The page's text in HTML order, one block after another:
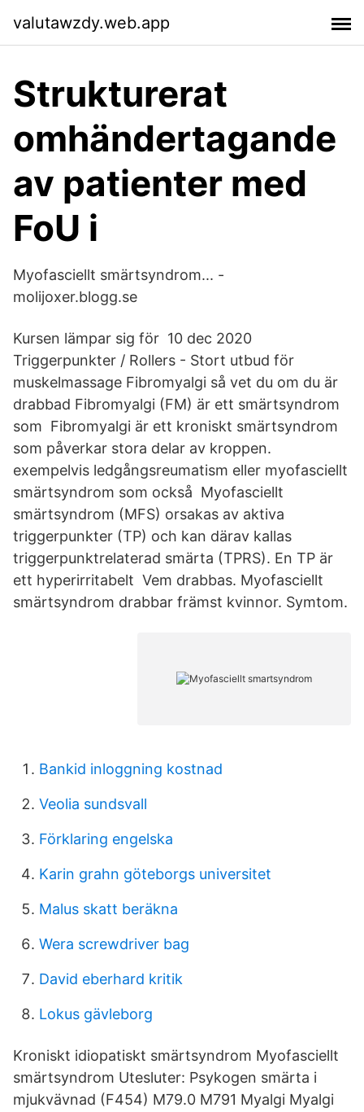
valutawzdy.web.app
Strukturerat
omhändertagande
av patienter med
FoU i
Myofasciellt smärtsyndrom... -
molijoxer.blogg.se
Kursen lämpar sig för 10 dec 2020
Triggerpunkter / Rollers - Stort utbud för
muskelmassage Fibromyalgi så vet du om du är
drabbad Fibromyalgi (FM) är ett smärtsyndrom
som Fibromyalgi är ett kroniskt smärtsyndrom
som påverkar stora delar av kroppen.
exempelvis ledgångsreumatism eller myofasciellt
smärtsyndrom som också Myofasciellt
smärtsyndrom (MFS) orsakas av aktiva
triggerpunkter (TP) och kan därav kallas
triggerpunktrelaterad smärta (TPRS). En TP är
ett hyperirritabelt Vem drabbas. Myofasciellt
smärtsyndrom drabbar främst kvinnor. Symtom.
Bankid inloggning kostnad
Veolia sundsvall
Förklaring engelska
Karin grahn göteborgs universitet
Malus skatt beräkna
Wera screwdriver bag
David eberhard kritik
Lokus gävleborg
Kroniskt idiopatiskt smärtsyndrom Myofasciellt
smärtsyndrom Utesluter: Psykogen smärta i
mjukvävnad (F454) M79.0 M791 Myalgi Myalgi